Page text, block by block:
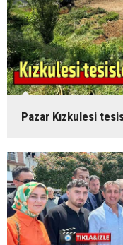
Pazar Kızkulesi